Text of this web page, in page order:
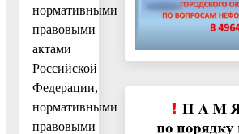
нормативными
правовыми
актами
Российской
Федерации,
нормативными
правовыми